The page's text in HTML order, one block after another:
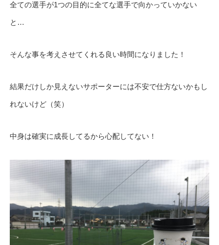
全ての選手が1つの目的に全てな選手で向かっていかない
と…
そんな事を考えさせてくれる良い時間になりました！
結果だけしか見えないサポーターには不安で仕方ないかもし
れないけど（笑）
中身は確実に成長してるから心配してない！